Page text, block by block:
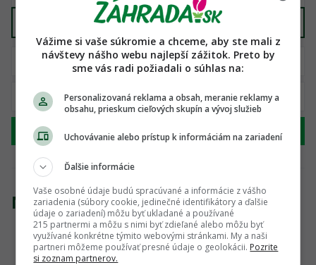
Bazény a príslušenstvo
Hľadať
Nenašli sme žiadny produkt
Vážime si vaše súkromie a chceme, aby ste mali z
návštevy nášho webu najlepší zážitok. Preto by
sme vás radi požiadali o súhlas na:
Personalizovaná reklama a obsah, meranie reklamy a
obsahu, prieskum cieľových skupín a vývoj služieb
Uchovávanie alebo prístup k informáciám na zariadení
Ďalšie informácie
Vaše osobné údaje budú spracúvané a informácie z vášho
zariadenia (súbory cookie, jedinečné identifikátory a ďalšie
údaje o zariadení) môžu byť ukladané a používané
215 partnermi a môžu s nimi byť zdieľané alebo môžu byť
využívané konkrétne týmito webovými stránkami. My a naši
partneri môžeme používať presné údaje o geolokácii. Pozrite
si zoznam partnerov.